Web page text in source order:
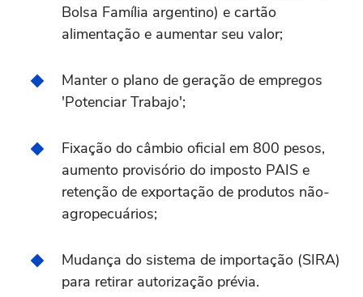
Bolsa Família argentino) e cartão
alimentação e aumentar seu valor;
Manter o plano de geração de empregos
'Potenciar Trabajo';
Fixação do câmbio oficial em 800 pesos,
aumento provisório do imposto PAIS e
retenção de exportação de produtos não-
agropecuários;
Mudança do sistema de importação (SIRA)
para retirar autorização prévia.